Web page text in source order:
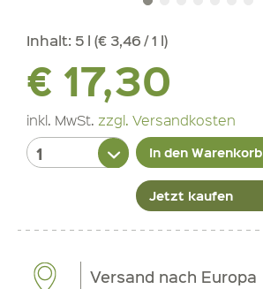
Inhalt: 5 l (€ 3,46 / 1 l)
€ 17,30
inkl. MwSt. zzgl. Versandkosten
In den Warenkorb
Jetzt kaufen
Versand nach Europa